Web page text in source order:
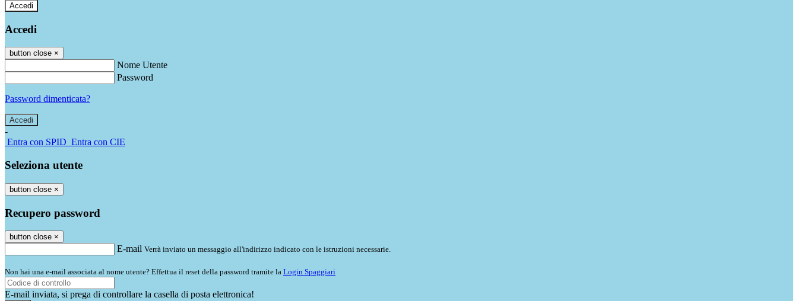
Accedi
Accedi
button close ×
Nome Utente
Password
Password dimenticata?
-
Entra con SPID Entra con CIE
Seleziona utente
button close ×
Recupero password
button close ×
E-mail Verrà inviato un messaggio all'indirizzo indicato con le istruzioni necessarie.
Non hai una e-mail associata al nome utente? Effettua il reset della password tramite la Login Spaggiari
E-mail inviata, si prega di controllare la casella di posta elettronica!